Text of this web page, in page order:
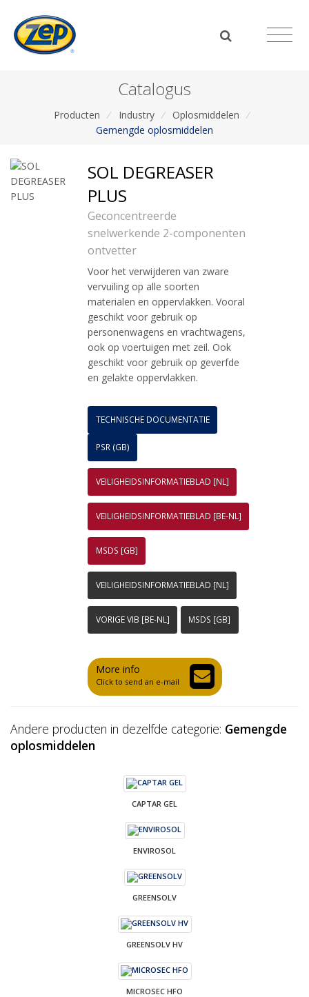
Catalogus
Producten / Industry / Oplosmiddelen /
Gemengde oplosmiddelen
SOL DEGREASER
PLUS
Geconcentreerde
snelwerkende 2-componenten
ontvetter
Voor het verwijderen van zware
vervuiling op alle soorten
materialen en oppervlakken. Vooral
geschikt voor gebruik op
personenwagens en vrachtwagens,
ook op voertuigen met zeil. Ook
geschikt voor gebruik op geverfde
en gelakte oppervlakken.
TECHNISCHE DOCUMENTATIE
PSR (GB)
VEILIGHEIDSINFORMATIEBLAD [NL]
VEILIGHEIDSINFORMATIEBLAD [BE-NL]
MSDS [GB]
VEILIGHEIDSINFORMATIEBLAD [NL]
VORIGE VIB [BE-NL] MSDS [GB]
More info
Click to send an e-mail
Andere producten in dezelfde categorie: Gemengde
oplosmiddelen
CAPTAR GEL
ENVIROSOL
GREENSOLV
GREENSOLV HV
MICROSEC HFO